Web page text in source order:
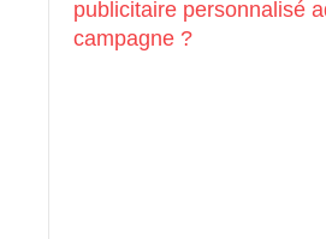
publicitaire personnalisé
campagne ?